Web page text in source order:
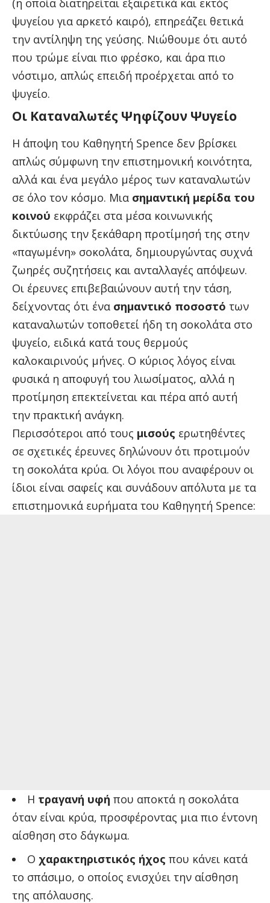
ψυγείου για αρκετό καιρό), επηρεάζει θετικά
την αντίληψη της γεύσης. Νιώθουμε ότι αυτό
που τρώμε είναι πιο φρέσκο, και άρα πιο
νόστιμο, απλώς επειδή προέρχεται από το
ψυγείο.
Οι Καταναλωτές Ψηφίζουν Ψυγείο
Η άποψη του Καθηγητή Spence δεν βρίσκει
απλώς σύμφωνη την επιστημονική κοινότητα,
αλλά και ένα μεγάλο μέρος των καταναλωτών
σε όλο τον κόσμο. Μια σημαντική μερίδα του
κοινού εκφράζει στα μέσα κοινωνικής
δικτύωσης την ξεκάθαρη προτίμησή της στην
«παγωμένη» σοκολάτα, δημιουργώντας συχνά
ζωηρές συζητήσεις και ανταλλαγές απόψεων.
Οι έρευνες επιβεβαιώνουν αυτή την τάση,
δείχνοντας ότι ένα σημαντικό ποσοστό των
καταναλωτών τοποθετεί ήδη τη σοκολάτα στο
ψυγείο, ειδικά κατά τους θερμούς
καλοκαιρινούς μήνες. Ο κύριος λόγος είναι
φυσικά η αποφυγή του λιωσίματος, αλλά η
προτίμηση επεκτείνεται και πέρα από αυτή
την πρακτική ανάγκη.
Περισσότεροι από τους μισούς ερωτηθέντες
σε σχετικές έρευνες δηλώνουν ότι προτιμούν
τη σοκολάτα κρύα. Οι λόγοι που αναφέρουν οι
ίδιοι είναι σαφείς και συνάδουν απόλυτα με τα
επιστημονικά ευρήματα του Καθηγητή Spence:
Η τραγανή υφή που αποκτά η σοκολάτα
όταν είναι κρύα, προσφέροντας μια πιο έντονη
αίσθηση στο δάγκωμα.
Ο χαρακτηριστικός ήχος που κάνει κατά
το σπάσιμο, ο οποίος ενισχύει την αίσθηση
της απόλαυσης.